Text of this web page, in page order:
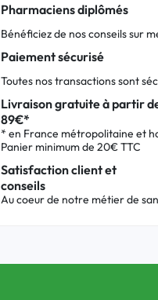
Pharmaciens diplômés
Bénéficiez de nos conseils sur
Paiement sécurisé
Toutes nos transactions sont
Livraison gratuite à partir
89€*
* en France métropolitaine et
Panier minimum de 20€ TTC
Satisfaction client et
conseils
Au coeur de notre métier de